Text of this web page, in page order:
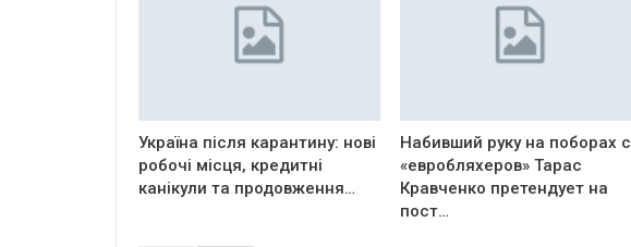
Україна після карантину: нові
робочі місця, кредитні
канікули та продовження…
Набивший руку на поборах с
«евробляхеров» Тарас
Кравченко претендует на
пост…